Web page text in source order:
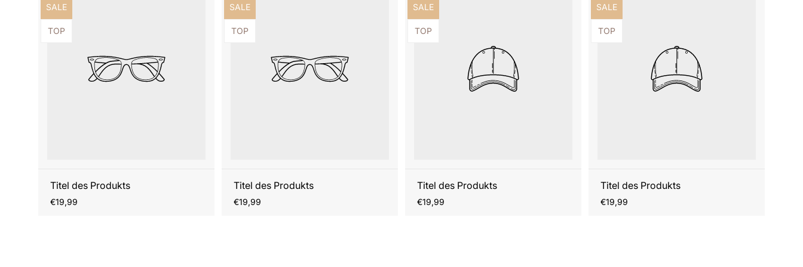
Produktbezeichnung:
SALE
Produktbezeichnung:
TOP
Titel des Produkts
Regulärer
€19,99
Produktbezeichnung:
SALE
Produktbezeichnung:
TOP
Titel des Produkts
Regulärer
€19,99
Produktbezeichnung:
SALE
Produktbezeichnung:
TOP
Titel des Produkts
Regulärer
€19,99
Produktbezeichnung:
SALE
Produktbezeichnung:
TOP
Titel des Produkts
Regulärer
€19,99